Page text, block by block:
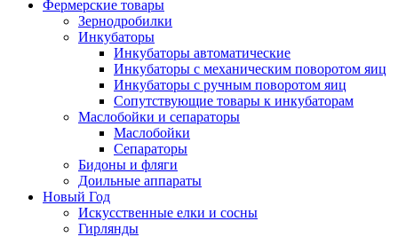
Фермерские товары
Зернодробилки
Инкубаторы
Инкубаторы автоматические
Инкубаторы с механическим поворотом яиц
Инкубаторы с ручным поворотом яиц
Сопутствующие товары к инкубаторам
Маслобойки и сепараторы
Маслобойки
Сепараторы
Бидоны и фляги
Доильные аппараты
Новый Год
Искусственные елки и сосны
Гирлянды